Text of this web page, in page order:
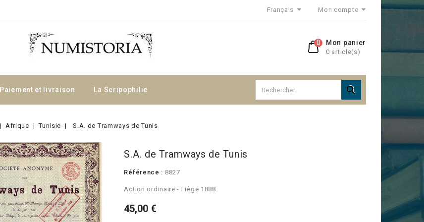
Français Mon compte
Mon panier
0 article(s)
0
Paiement et livraison La Scripophilie 
Afrique Tunisie S.A. de Tramways de Tunis
S.A. de Tramways de Tunis
Référence : 8827
Action ordinaire - Liège 1888
45,00 €